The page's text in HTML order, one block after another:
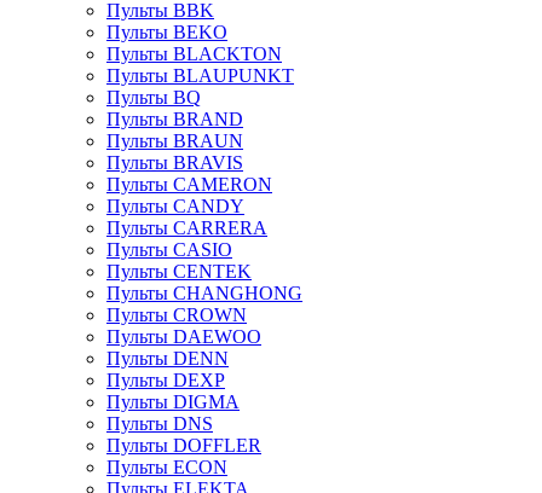
Пульты BBK
Пульты BEKO
Пульты BLACKTON
Пульты BLAUPUNKT
Пульты BQ
Пульты BRAND
Пульты BRAUN
Пульты BRAVIS
Пульты CAMERON
Пульты CANDY
Пульты CARRERA
Пульты CASIO
Пульты CENTEK
Пульты CHANGHONG
Пульты CROWN
Пульты DAEWOO
Пульты DENN
Пульты DEXP
Пульты DIGMA
Пульты DNS
Пульты DOFFLER
Пульты ECON
Пульты ELEKTA